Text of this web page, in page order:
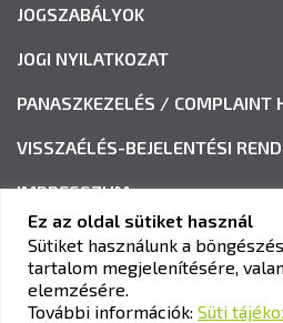
JOGSZABÁLYOK
JOGI NYILATKOZAT
PANASZKEZELÉS / COMPLAINT
VISSZAÉLÉS-BEJELENTÉSI
IMPRESSZUM
KAV KÖZLEKEDÉSI
Cím:1033 Budapest, Polgár utca
Ez az oldal sütiket használ
Sütiket használunk a
tartalom megjelenítésére,
elemzésére.
További információk: Süti